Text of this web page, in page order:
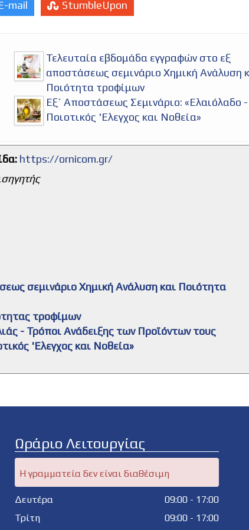
mail StumbleUpon
Τελευταία εβδομάδα εγγραφών στο εξ
αποστάσεως σεμινάριο Χημική Ανάλυση
Ποιότητα τροφίμων
Εξ΄ Αποστάσεως Σεμινάριο: «Ελαιόλαδο -
Ποιοτικός 'Ελεγχος και Νοθεία»
https://ornicom.gr/
σεμινάριο Χημική Ανάλυση και Ποιότητα
τροφίμων
- Τρόποι Ανάδειξης των Προϊόντων τους
'Ελεγχος και Νοθεία»
Ωράριο Λειτουργίας
Η γραμματεία δεν είναι διαθέσιμη
Δευτέρα
09:00 - 17:00
Τρίτη
09:00 - 17:00